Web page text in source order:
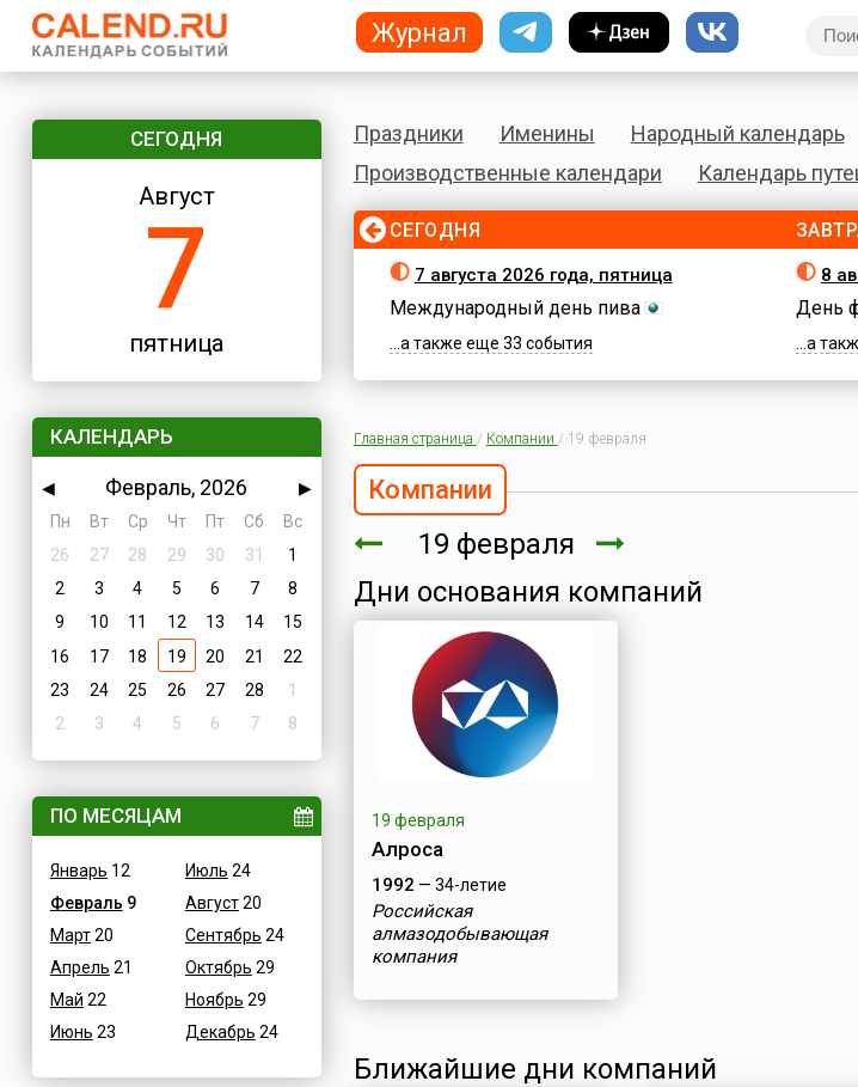
СЕГОДНЯ
Август
7
пятница
КАЛЕНДАРЬ
◀ Февраль, 2026
▶
Пн
Вт Ср Чт Пт Сб
Вс
26
27 28 29 30 31
1
2
3 4 5 6 7
8
9
10 11 12 13 14
15
16
17 18 19 20 21
22
23
24 25 26 27 28
1
2
3 4 5 6 7 8
ПО МЕСЯЦАМ
Январь 12
Февраль 9
Март20
Апрель 21
Май 22
Июнь 23
Июль 24
Август20
Сентябрь 24
Октябрь 29
Ноябрь 29
Декабрь 24
Праздники Именины Народный календарь
Производственные календари
Календарь
СЕГОДНЯ
7 августа 2026 года, пятница
Международный день пива
...а также еще 33 события
8
День
...а
Главная страница / Компании / 19 февраля
Компании
19 февраля
Дни основания компаний
19 февраля
Алроса
1992 — 34-летие
Российская
алмазодобывающая
компания
Ближайшие дни компаний
Журнал